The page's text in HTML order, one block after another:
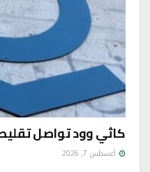
كاثي وود تواصل
أغسطس 7, 2026